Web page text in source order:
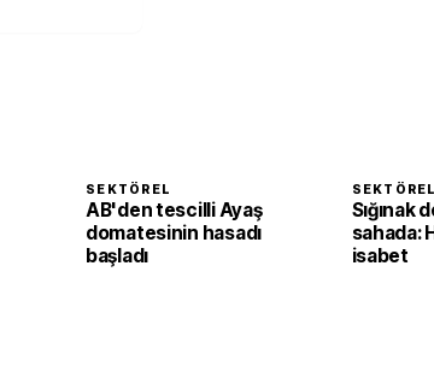
SEKTÖREL
AB'den tescilli Ayaş
domatesinin hasadı
başladı
SEKTÖREL
Sığınak
sahada:
isabet